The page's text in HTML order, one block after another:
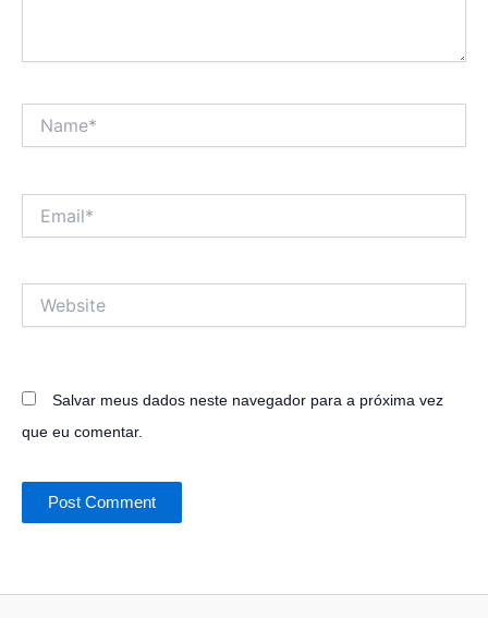
Salvar meus dados neste navegador para a próxima vez
que eu comentar.